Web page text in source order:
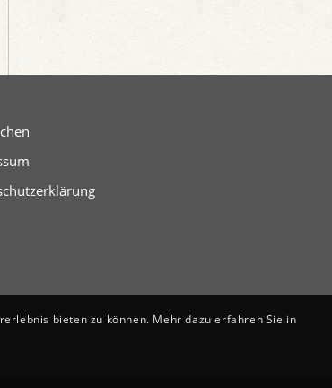
bieten zu können. Mehr dazu erfahren Sie in